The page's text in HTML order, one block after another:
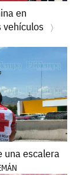
en
vehículos
una escalera